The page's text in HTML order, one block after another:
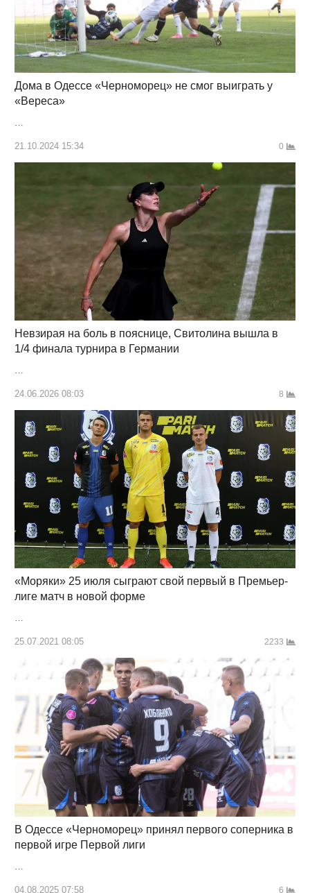
Дома в Одессе «Черноморец» не смог выиграть у
«Вереса»
21.10.2024 15:34 0
Невзирая на боль в пояснице, Свитолина вышла в
1/4 финала турнира в Германии
…
24.06.2026 08:03 8
«Моряки» 25 июля сыграют свой первый в Премьер-
лиге матч в новой форме
…
25.07.2021 08:05 2233
В Одессе «Черноморец» принял первого соперника в
первой игре Первой лиги
04.08.2025 07:58 6